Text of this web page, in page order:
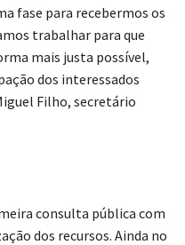
fase para recebermos os
trabalhar para que
mais justa possível,
dos interessados
Filho, secretário
consulta pública com
dos recursos. Ainda no